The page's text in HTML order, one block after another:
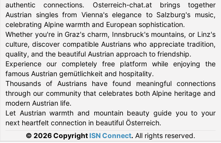
authentic connections. Osterreich-chat.at brings together
Austrian singles from Vienna's elegance to Salzburg's music,
celebrating Alpine warmth and European sophistication.
Whether you're in Graz's charm, Innsbruck's mountains, or Linz's
culture, discover compatible Austrians who appreciate tradition,
quality, and the beautiful Austrian approach to friendship.
Experience our completely free platform while enjoying the
famous Austrian gemütlichkeit and hospitality.
Thousands of Austrians have found meaningful connections
through our community that celebrates both Alpine heritage and
modern Austrian life.
Let Austrian warmth and mountain beauty guide you to your
next heartfelt connection in beautiful Österreich.
© 2026 Copyright ISN Connect. All rights reserved.